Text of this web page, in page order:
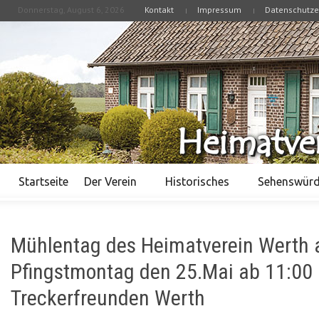
CLOSE
DER VEREIN
DER VORSTAND
DIE VEREINSSATZUNG
CHRONIK DES HEIMATVEREINS
CHRONIK DER STADT WERTH
Donnerstag, August 6, 2026 Kontakt Impressum
Startseite Der Verein Historisches
Mühlentag des Heimatverein Werth
Pfingstmontag den 25.Mai ab 11:00
Treckerfreunden Werth